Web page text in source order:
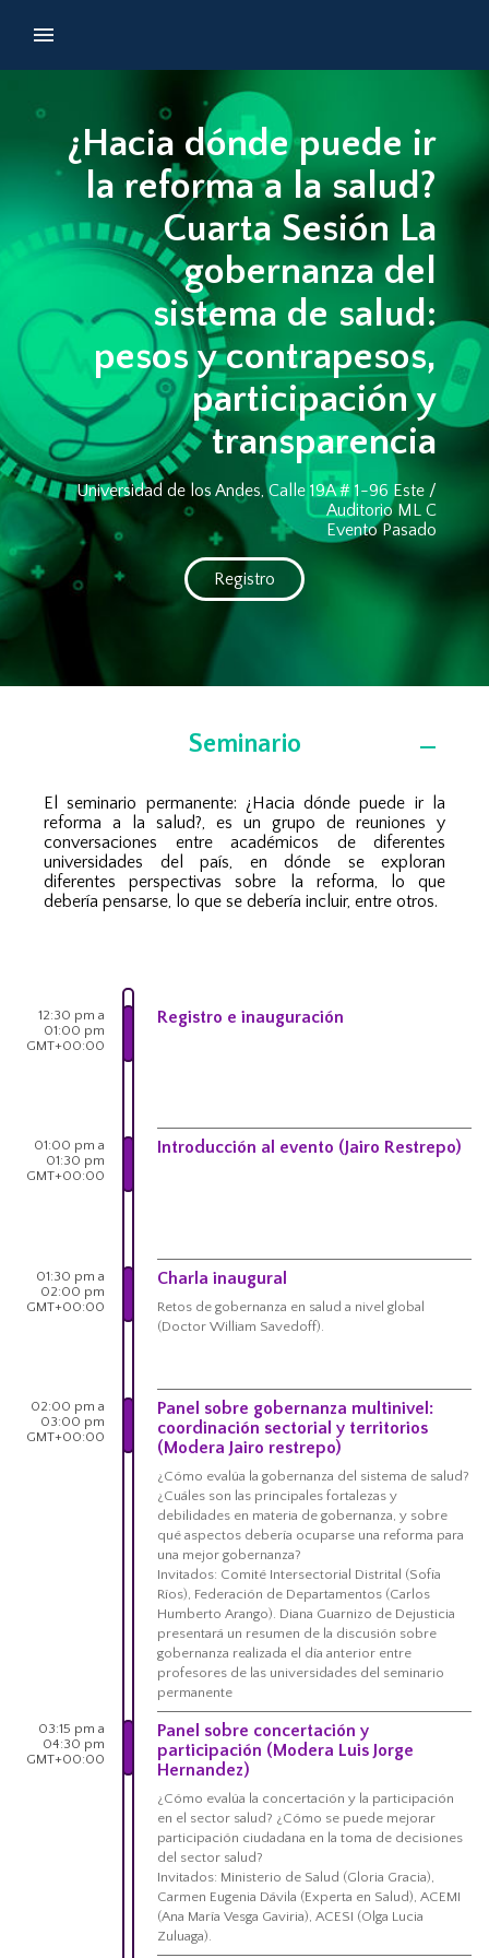
¿Hacia dónde puede ir
la reforma a la salud?
Cuarta Sesión La
gobernanza del
sistema de salud:
pesos y contrapesos,
participación y
transparencia
Universidad de los Andes, Calle 19A # 1-96 Este /
Auditorio ML C
Evento Pasado
Registro
Seminario
El seminario permanente: ¿Hacia dónde puede ir la
reforma a la salud?, es un grupo de reuniones y
conversaciones entre académicos de diferentes
universidades del país, en dónde se exploran
diferentes perspectivas sobre la reforma, lo que
debería pensarse, lo que se debería incluir, entre otros.
12:30 pm a
01:00 pm
GMT+00:00
Registro e inauguración
01:00 pm a
01:30 pm
GMT+00:00
Introducción al evento (Jairo Restrepo)
01:30 pm a
02:00 pm
GMT+00:00
Charla inaugural
Retos de gobernanza en salud a nivel global
(Doctor William Savedoff).
02:00 pm a
03:00 pm
GMT+00:00
Panel sobre gobernanza multinivel:
coordinación sectorial y territorios
(Modera Jairo restrepo)
¿Cómo evalúa la gobernanza del sistema de salud?
¿Cuáles son las principales fortalezas y
debilidades en materia de gobernanza, y sobre
qué aspectos debería ocuparse una reforma para
una mejor gobernanza?
Invitados: Comité Intersectorial Distrital (Sofía
Ríos), Federación de Departamentos (Carlos
Humberto Arango). Diana Guarnizo de Dejusticia
presentará un resumen de la discusión sobre
gobernanza realizada el día anterior entre
profesores de las universidades del seminario
permanente
03:15 pm a
04:30 pm
GMT+00:00
Panel sobre concertación y
participación (Modera Luis Jorge
Hernandez)
¿Cómo evalúa la concertación y la participación
en el sector salud? ¿Cómo se puede mejorar
participación ciudadana en la toma de decisiones
del sector salud?
Invitados: Ministerio de Salud (Gloria Gracia),
Carmen Eugenia Dávila (Experta en Salud), ACEMI
(Ana María Vesga Gaviria), ACESI (Olga Lucia
Zuluaga).